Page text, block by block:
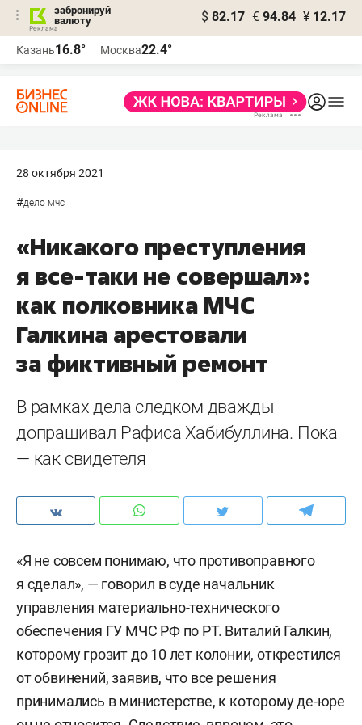
забронируй
валюту
$ 82.17 € 94.84 ¥ 12.17
Казань16.8° Москва22.4°
28 октября 2021
#дело мчс
«Никакого преступления
я все-таки не совершал»:
как полковника МЧС
Галкина арестовали
за фиктивный ремонт
В рамках дела следком дважды
допрашивал Рафиса Хабибуллина. Пока
— как свидетеля
«Я не совсем понимаю, что противоправного
я сделал», — говорил в суде начальник
управления материально-технического
обеспечения ГУ МЧС РФ по РТ. Виталий Галкин,
которому грозит до 10 лет колонии, открестился
от обвинений, заявив, что все решения
принимались в министерстве, к которому де-юре